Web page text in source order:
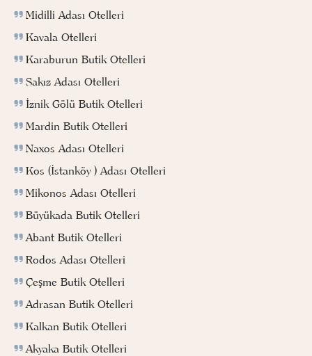
Midilli Adası Otelleri
Kavala Otelleri
Karaburun Butik Otelleri
Sakız Adası Otelleri
İznik Gölü Butik Otelleri
Mardin Butik Otelleri
Naxos Adası Otelleri
Kos (İstanköy ) Adası Otelleri
Mikonos Adası Otelleri
Büyükada Butik Otelleri
Abant Butik Otelleri
Rodos Adası Otelleri
Çeşme Butik Otelleri
Adrasan Butik Otelleri
Kalkan Butik Otelleri
Akyaka Butik Otelleri